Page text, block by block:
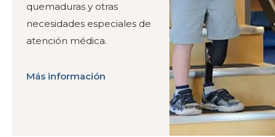
quemaduras y otras
necesidades especiales de
atención médica.
Más información